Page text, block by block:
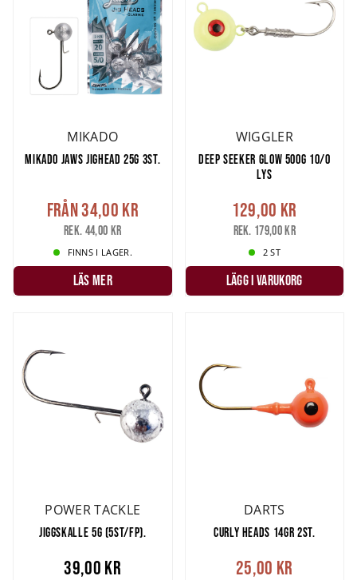
MIKADO
MIKADO JAWS JIGHEAD 25G 3ST.
Från34,00 kr
Rek. 44,00 kr
FINNS I LAGER.
LÄS MER
WIGGLER
DEEP SEEKER GLOW 500G 10/0
LYS
129,00 kr
Rek. 179,00 kr
2 ST
LÄGG I VARUKORG
POWER TACKLE
JIGGSKALLE 5G (5ST/FP).
39,00 kr
DARTS
CURLY HEADS 14GR 2ST.
25,00 kr